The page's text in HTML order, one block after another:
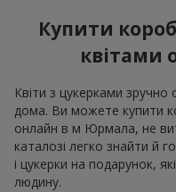
Купити
квітами
Квіти з цукерками
дома. Ви можете купити
онлайн в м Юрмала, не
каталозі легко знайти й
і цукерки на подарунок,
людину.